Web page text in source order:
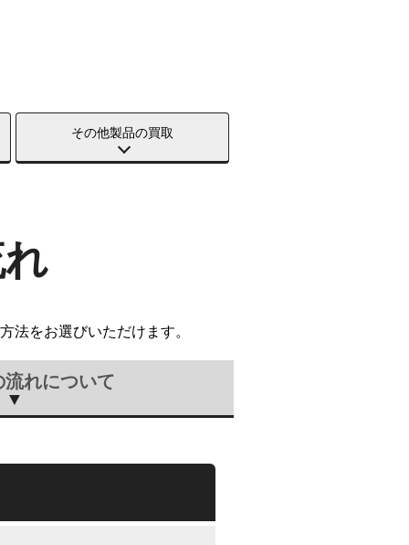
その他製品の買取
法をお選びいただけます。
れについて